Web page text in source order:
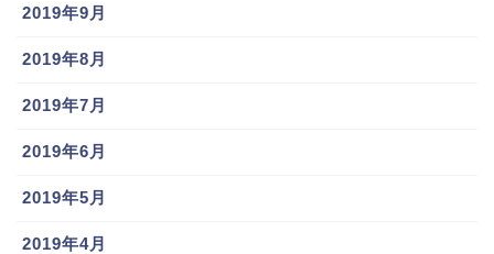
中学生の頃、兄弟のお弁当を作っていたそうですよ。
関連記事
2019年9月
2019年8月
2019年7月
2019年6月
2019年5月
2019年4月